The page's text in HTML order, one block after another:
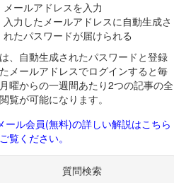
メールアドレスを入力
入力したメールアドレスに自動生成さ
れたパスワードが届けられる
、自動生成されたパスワードと登録
メールアドレスでログインすると毎
曜からの一週間あたり2つの記事の全
覧が可能になります。
ール会員(無料)の詳しい解説はこちら
覧ください。
質問検索